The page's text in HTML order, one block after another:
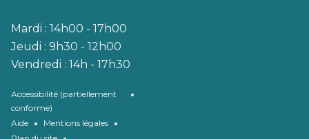
Mardi : 14h00 - 17h00
Jeudi : 9h30 - 12h00
Vendredi : 14h - 17h30
Accessibilité (partiellement
conforme)
•
Aide • Mentions légales •